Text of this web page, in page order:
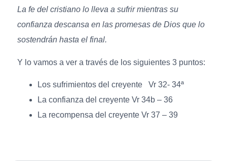
La fe del cristiano lo lleva a sufrir mientras su
confianza descansa en las promesas de Dios que lo
sostendrán hasta el final.
Y lo vamos a ver a través de los siguientes 3 puntos:
Los sufrimientos del creyente Vr 32- 34ª
La confianza del creyente Vr 34b – 36
La recompensa del creyente Vr 37 – 39